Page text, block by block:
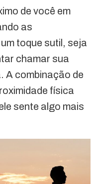
de você em
as
toque sutil, seja
chamar sua
A combinação de
física
sente algo mais